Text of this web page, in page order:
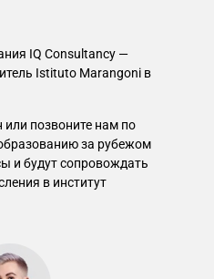
IQ Consultancy —
Istituto Marangoni в
или позвоните нам по
за рубежом
и будут сопровождать
в институт